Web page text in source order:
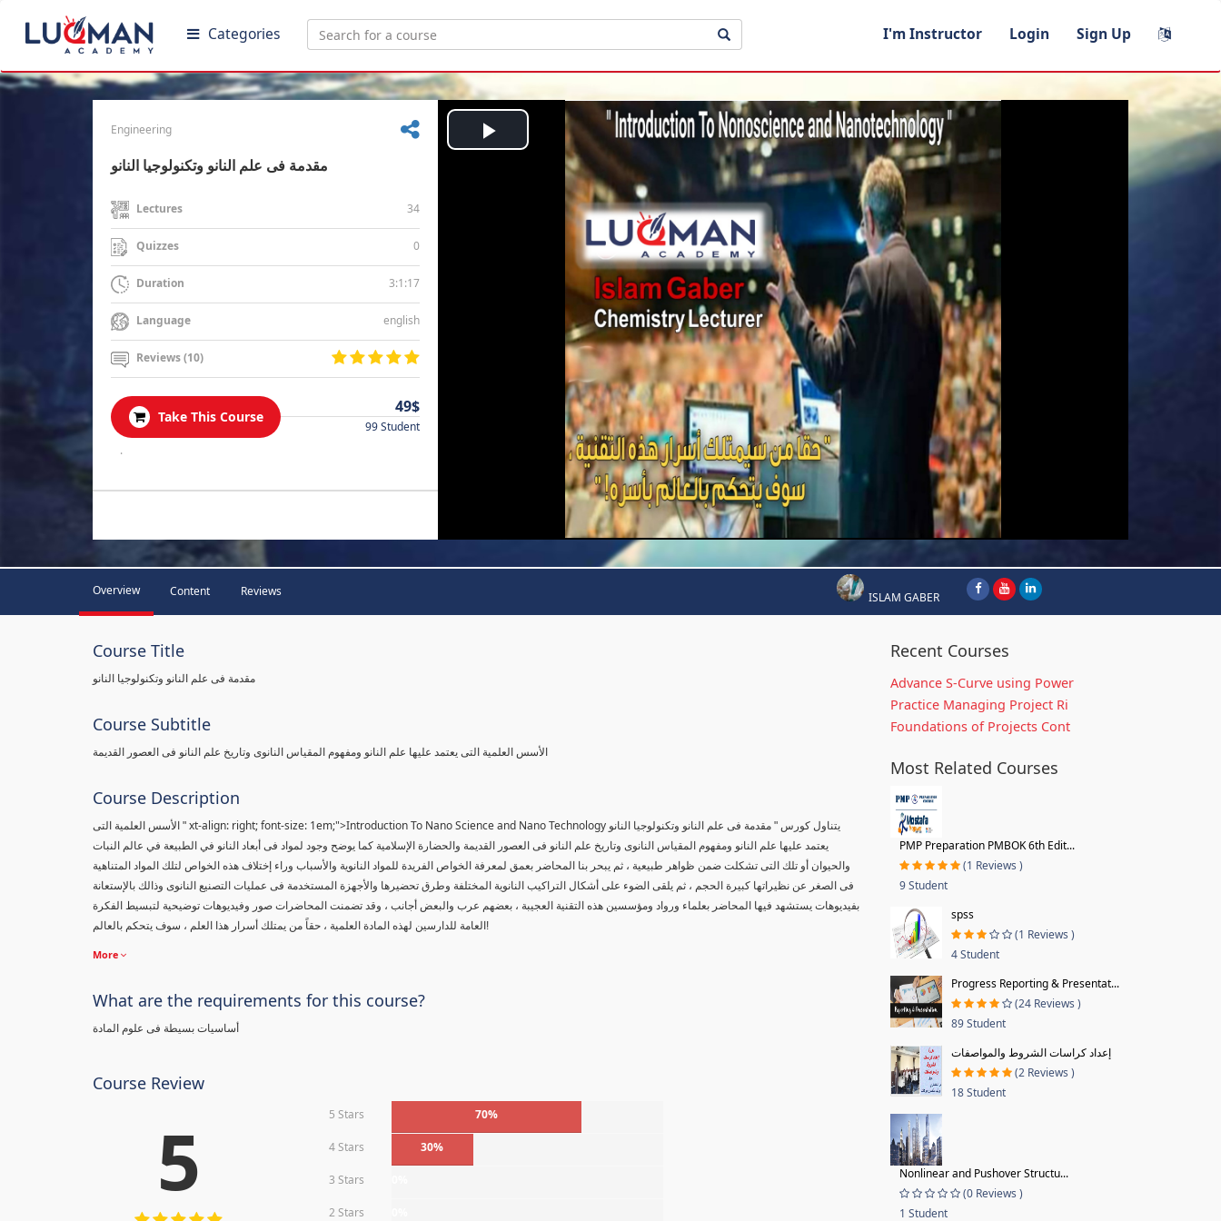
Categories I'm Instructor Login Sign Up
Engineering
مقدمة فى علم النانو وتكنولوجيا النانو
Lectures 34
Quizzes 0
Duration 3:1:17
Language english
Reviews (10)
Take This Course
49$
99 Student
.
Play
Overview Content Reviews ISLAM GABER
Course Title
مقدمة فى علم النانو وتكنولوجيا النانو
Course Subtitle
الأسس العلمية التى يعتمد عليها علم النانو ومفهوم المقياس النانوى وتاريخ علم النانو فى العصور القديمة
Course Description
يتناول كورس " مقدمة فى علم النانو وتكنولوجيا النانو xt-align: right; font-size: 1em;">Introduction To Nano Science and Nano Technology " الأسس العلمية التى
يعتمد عليها علم النانو ومفهوم المقياس النانوى وتاريخ علم النانو فى العصور القديمة والحضارة الإسلامية كما يوضح وجود لمواد فى أبعاد النانو في الطبيعة في عالم النبات
والحيوان أو تلك التى تشكلت ضمن ظواهر طبيعية ، ثم يبحر بنا المحاضر بعمق لمعرفة الخواص الفريدة للمواد النانوية والأسباب وراء إختلاف هذه الخواص لتلك المواد المتناهية
فى الصغر عن نظيراتها كبيرة الحجم ، ثم يلقى الضوء على أشكال التراكيب النانوية المختلفة وطرق تحضيرها والأجهزة المستخدمة فى عمليات التصنيع النانوى وذالك بالإستعانة
بفيديوهات يستشهد فيها المحاضر بعلماء ورواد ومؤسسين هذه التقنية العجيبة ، بعضهم عرب والبعض أجانب ، وقد تضمنت المحاضرات صور وفيديوهات توضيحية لتبسيط الفكرة
العامة للدارسين لهذه المادة العلمية ، حقاً من يمتلك أسرار هذا العلم ، سوف يتحكم بالعالم!
More
What are the requirements for this course?
أساسيات بسيطة فى علوم المادة
Course Review
5 5 Stars 70%
4 Stars 30%
3 Stars
2 Stars
Recent Courses
Advance S-Curve using Power
Practice Managing Project Ri
Foundations of Projects Cont
Most Related Courses
PMP Preparation PMBOK 6th Edit...
(1 Reviews )
9 Student
spss
(1 Reviews )
4 Student
Progress Reporting & Presentat...
(24 Reviews )
89 Student
إعداد كراسات الشروط والمواصفات
(2 Reviews )
18 Student
Nonlinear and Pushover Structu...
(0 Reviews )
1 Student